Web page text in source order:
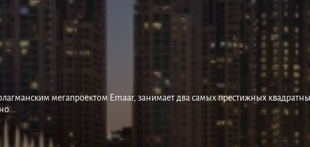
мегапроектом Emaar, занимает два самых престижных